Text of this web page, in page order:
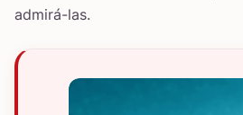
admirá-las.